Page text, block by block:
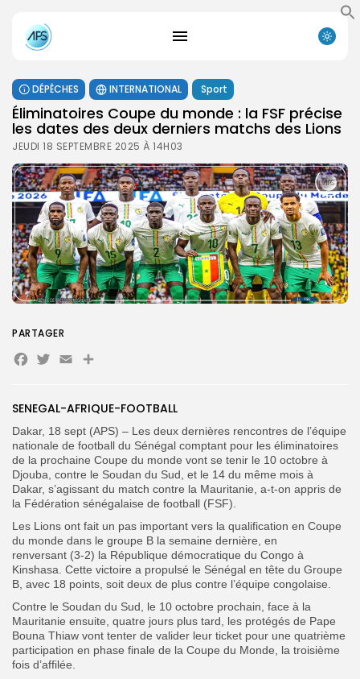
for:
FR
DÉPÊCHES INTERNATIONAL Sport
Éliminatoires Coupe du monde : la FSF précise
les dates des deux derniers matchs des Lions
JEUDI 18 SEPTEMBRE 2025 À 14H03
SENEGAL-AFRIQUE-FOOTBALL
Dakar, 18 sept (APS) – Les deux dernières rencontres de l’équipe
nationale de football du Sénégal comptant pour les éliminatoires
de la prochaine Coupe du monde vont se tenir le 10 octobre à
Djouba, contre le Soudan du Sud, et le 14 du même mois à
Dakar, s’agissant du match contre la Mauritanie, a-t-on appris de
la Fédération sénégalaise de football (FSF).
Les Lions ont fait un pas important vers la qualification en Coupe
du monde dans le groupe B la semaine dernière, en
renversant (3-2) la République démocratique du Congo à
Kinshasa. Cette victoire a propulsé le Sénégal en tête du Groupe
B, avec 18 points, soit deux de plus contre l’équipe congolaise.
Contre le Soudan du Sud, le 10 octobre prochain, face à la
Mauritanie ensuite, quatre jours plus tard, les protégés de Pape
Bouna Thiaw vont tenter de valider leur ticket pour une quatrième
participation en phase finale de la Coupe du Monde, la troisième
fois d’affilée.
PARTAGER
Facebook
Twitter
EmailPartager